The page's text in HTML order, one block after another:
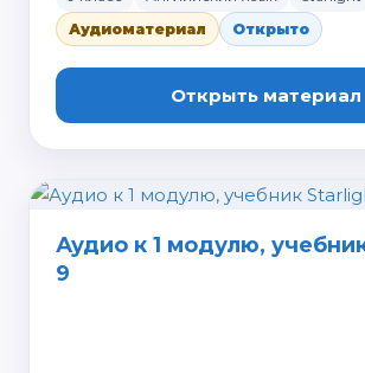
Аудиоматериал
Открыто
Открыть материал
Аудио к 1 модулю,
9